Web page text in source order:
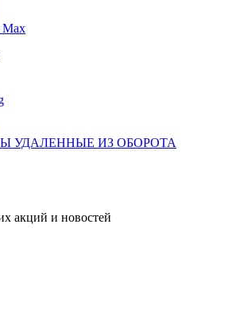
Max
УДАЛЕННЫЕ ИЗ ОБОРОТА
акций и новостей